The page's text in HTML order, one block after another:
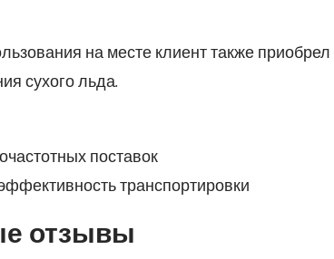
на месте клиент также
сухого льда.
поставок
транспортировки
отзывы